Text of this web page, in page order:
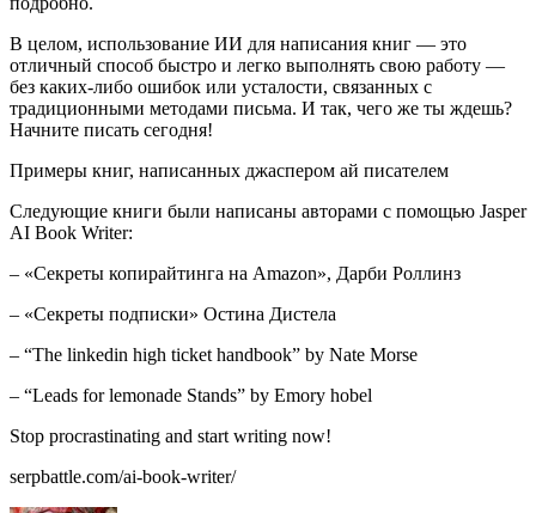
В целом, использование ИИ для написания книг — это
отличный способ быстро и легко выполнять свою работу —
без каких-либо ошибок или усталости, связанных с
традиционными методами письма. И так, чего же ты ждешь?
Начните писать сегодня!
Примеры книг, написанных джаспером ай писателем
Следующие книги были написаны авторами с помощью Jasper
AI Book Writer:
– «Секреты копирайтинга на Amazon», Дарби Роллинз
– «Секреты подписки» Остина Дистела
– “The linkedin high ticket handbook” by Nate Morse
– “Leads for lemonade Stands” by Emory hobel
Stop procrastinating and start writing now!
serpbattle.com/ai-book-writer/